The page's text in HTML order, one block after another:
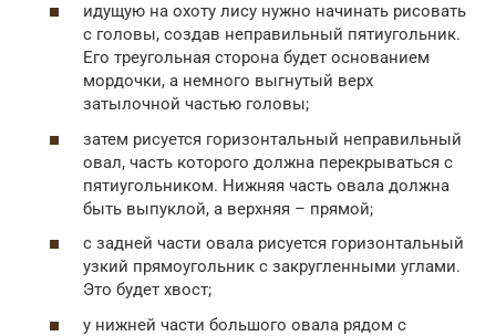
идущую на охоту лису нужно начинать рисовать
с головы, создав неправильный пятиугольник.
Его треугольная сторона будет основанием
мордочки, а немного выгнутый верх
затылочной частью головы;
затем рисуется горизонтальный неправильный
овал, часть которого должна перекрываться с
пятиугольником. Нижняя часть овала должна
быть выпуклой, а верхняя – прямой;
с задней части овала рисуется горизонтальный
узкий прямоугольник с закругленными углами.
Это будет хвост;
у нижней части большого овала рядом с